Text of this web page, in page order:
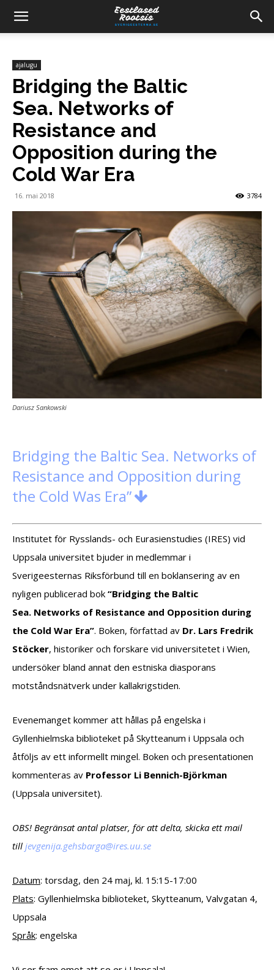
ajalugu
Bridging the Baltic
Sea. Networks of
Resistance and
Opposition during the
Cold War Era
16. mai 2018 3784
Dariusz Sankowski
Bridging the Baltic Sea. Networks of
Resistance and Opposition during
the Cold Was Era” 
Institutet för Rysslands- och Eurasienstudies (IRES) vid
Uppsala universitet bjuder in medlemmar i
Sverigeesternas Riksförbund till en boklansering av en
nyligen publicerad bok “Bridging the Baltic
Sea. Networks of Resistance and Opposition during
the Cold War Era”. Boken, författad av Dr. Lars Fredrik
Stöcker, historiker och forskare vid universitetet i Wien,
undersöker bland annat den estniska diasporans
motståndsnätverk under kallakrigstiden.
Evenemanget kommer att hållas på engelska i
Gyllenhielmska biblioteket på Skytteanum i Uppsala och
åtföljs av ett informellt mingel. Boken och presentationen
kommenteras av Professor Li Bennich-Björkman
(Uppsala universitet).
OBS! Begränsat antal platser, för att delta, skicka ett mail
till
es.uu
.seri
@agra
bsheg
.ajin
egvej
Datum: torsdag, den 24 maj, kl. 15:15-17:00
Plats: Gyllenhielmska biblioteket, Skytteanum, Valvgatan 4,
Uppsala
Språk: engelska